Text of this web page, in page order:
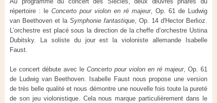
répertoire : le Concerto pour violon en ré majeur, Op. 61 de Ludwig
van Beethoven et la Symphonie fantastique, Op. 14 d'Hector Berlioz.
L’orchestre est placé sous la direction de la cheffe d’orchestre Ustina
Dubitsky. La soliste du jour est la violoniste allemande Isabelle
Faust.
Le concert débute avec le Concerto pour violon en ré majeur, Op. 61
de Ludwig van Beethoven. Isabelle Faust nous propose une version
de très belle qualité et nous démontre une nouvelle fois toute la pureté
de son jeu violonistique. Cela nous marque particulièrement dans le